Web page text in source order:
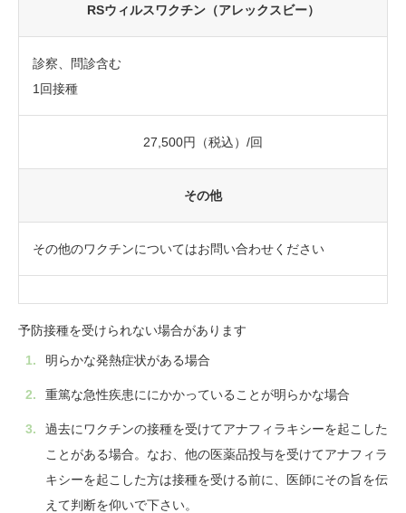
RSウィルスワクチン（アレックスビー）
診察、問診含む
1回接種
27,500円（税込）/回
その他
その他のワクチンについてはお問い合わせください
予防接種を受けられない場合があります
明らかな発熱症状がある場合
重篤な急性疾患ににかかっていることが明らかな場合
過去にワクチンの接種を受けてアナフィラキシーを起こした
ことがある場合。なお、他の医薬品投与を受けてアナフィラ
キシーを起こした方は接種を受ける前に、医師にその旨を伝
えて判断を仰いで下さい。